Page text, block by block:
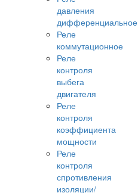
давления
дифференциальное
Реле
коммутационное
Реле
контроля
выбега
двигателя
Реле
контроля
коэффициента
мощности
Реле
контроля
спротивления
изоляции/